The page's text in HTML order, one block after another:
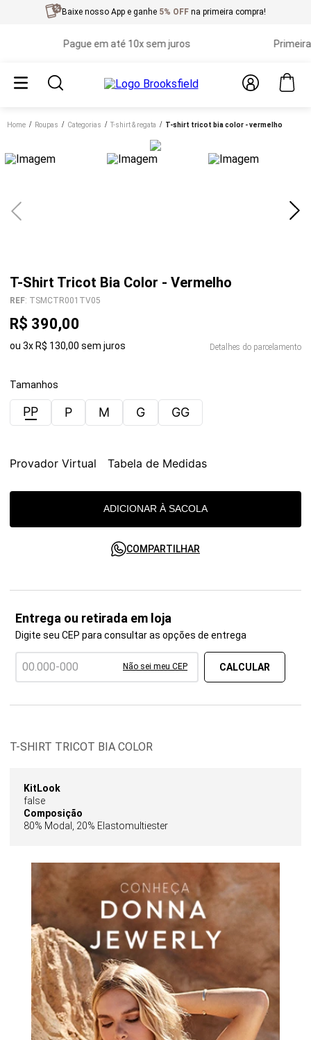
Baixe nosso App e ganhe 5% OFF na primeira compra!
Pague em até 10x sem juros Primeira
Home roupas categorias t-shirt & regata t-shirt tricot bia color - vermelho
T-Shirt Tricot Bia Color - Vermelho
REF: TSMCTR001TV05
R$ 390,00
ou 3x R$ 130,00 sem juros Detalhes do parcelamento
Tamanhos
PP P M G GG
Provador Virtual Tabela de Medidas
ADICIONAR À SACOLA
COMPARTILHAR
Entrega ou retirada em loja
Digite seu CEP para consultar as opções de entrega
Não sei meu CEP
T-SHIRT TRICOT BIA COLOR
KitLook
false
Composição
80% Modal, 20% Elastomultiester